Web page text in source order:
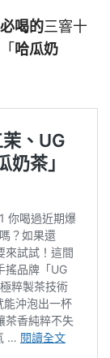
喝的三窨十
哈瓜奶